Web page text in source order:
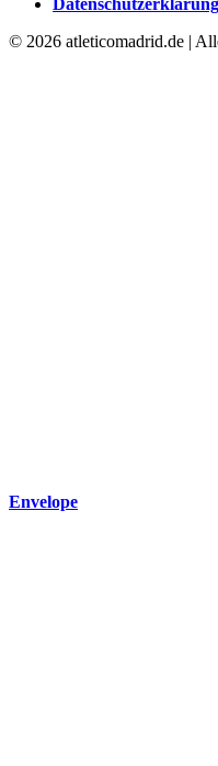
Datenschutzerklärung
© 2026 atleticomadrid.de |
Envelope